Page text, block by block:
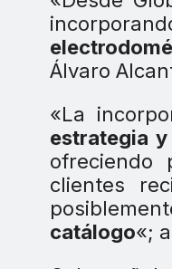
Álvaro
«La
estrategia
ofreciendo
clientes
catálogo«;